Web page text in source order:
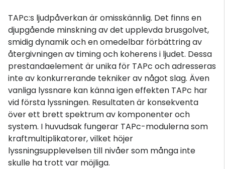
TAPc:s ljudpåverkan är omisskännlig. Det finns en
djupgående minskning av det upplevda brusgolvet,
smidig dynamik och en omedelbar förbättring av
återgivningen av timing och koherens i ljudet. Dessa
prestandaelement är unika för TAPc och adresseras
inte av konkurrerande tekniker av något slag. Även
vanliga lyssnare kan känna igen effekten TAPc har
vid första lyssningen. Resultaten är konsekventa
över ett brett spektrum av komponenter och
system. I huvudsak fungerar TAPc-modulerna som
kraftmultiplikatorer, vilket höjer
lyssningsupplevelsen till nivåer som många inte
skulle ha trott var möjliga.